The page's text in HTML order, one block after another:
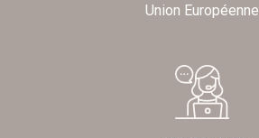
Union Européenne